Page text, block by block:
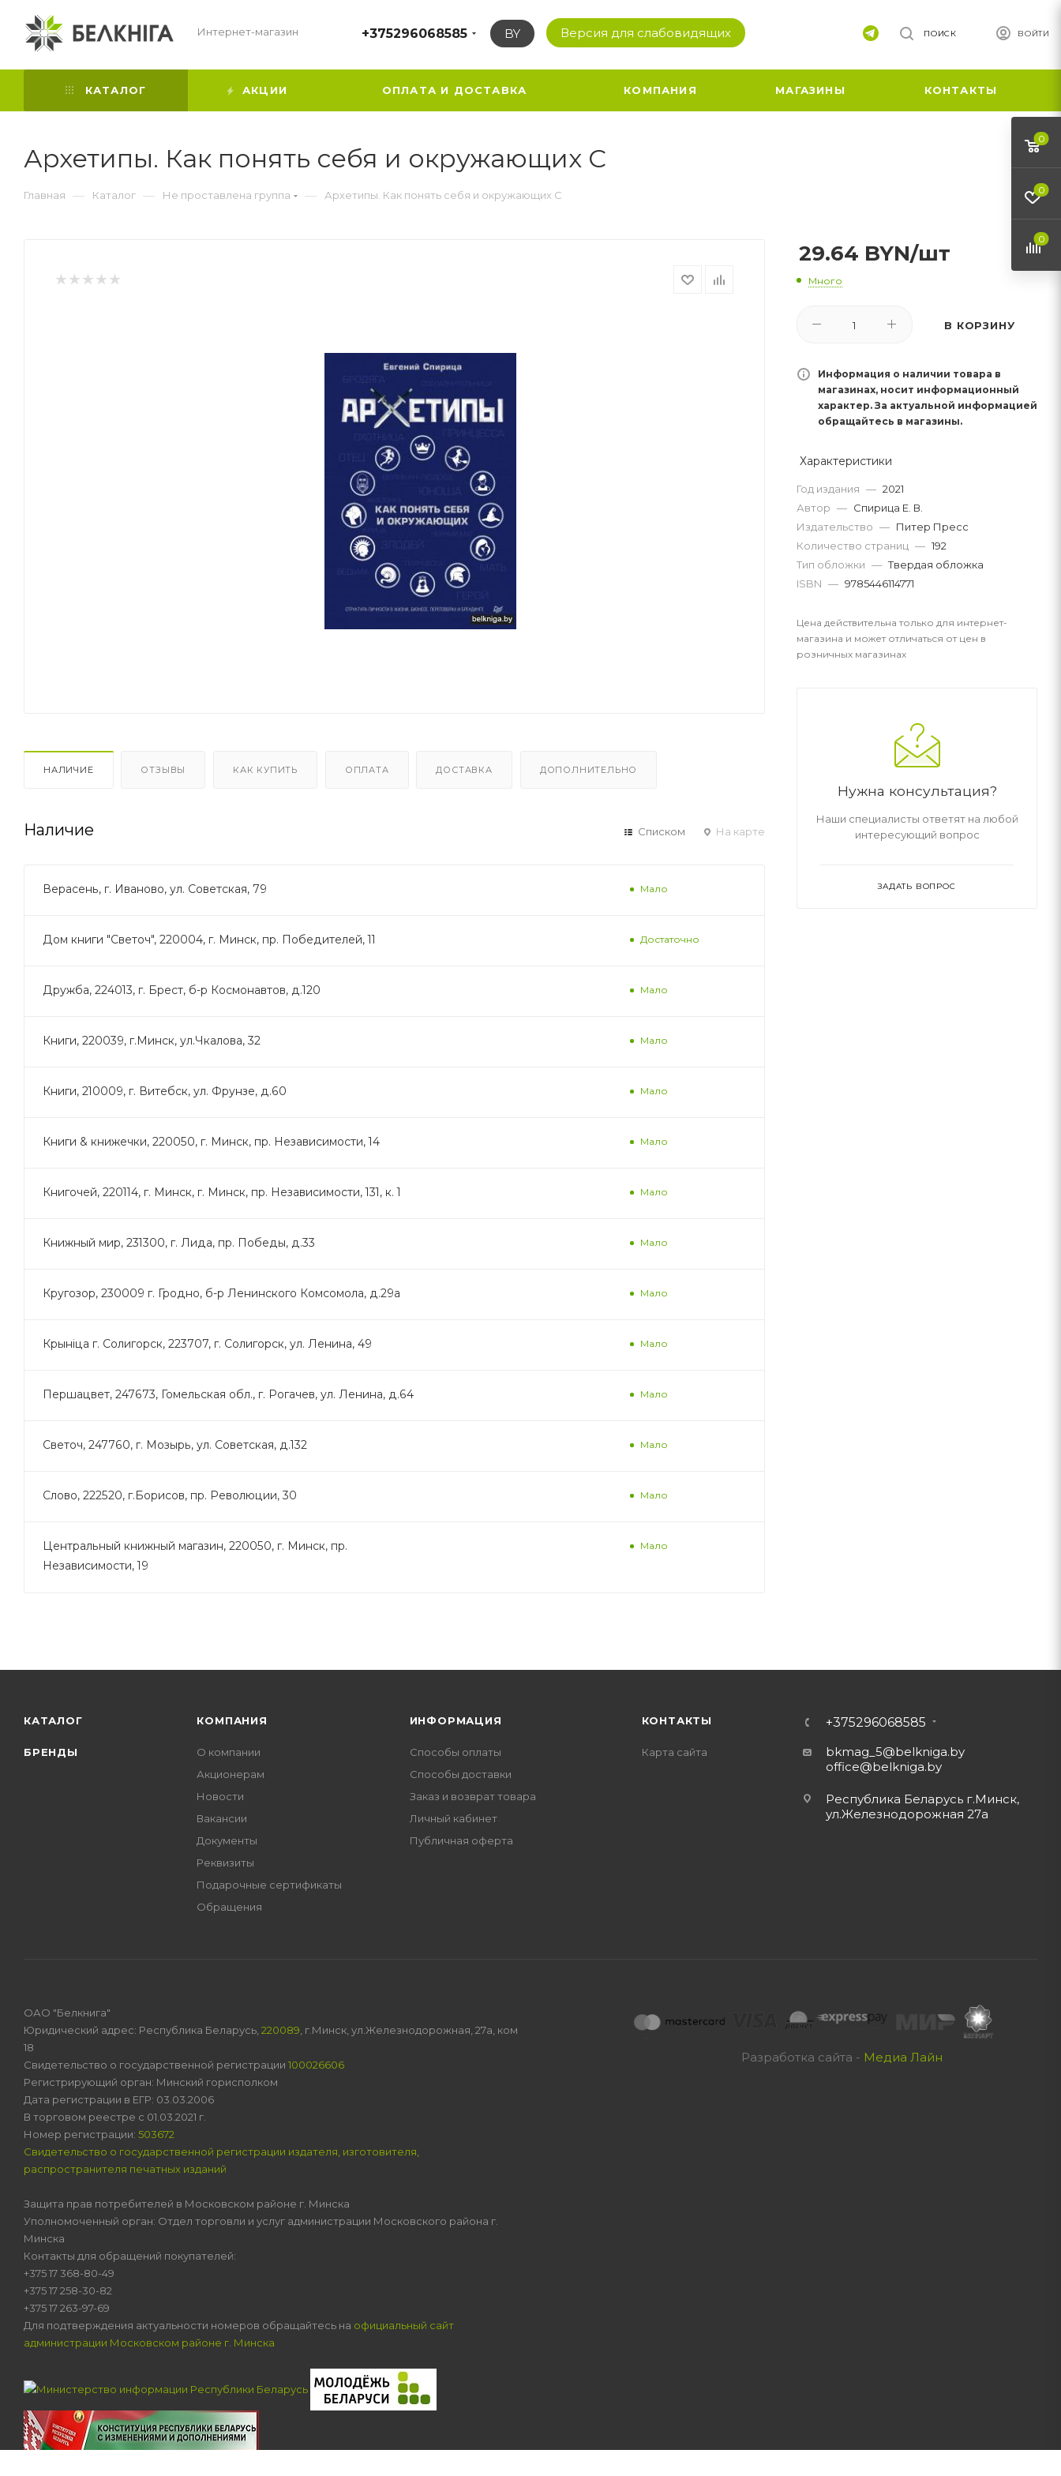
Интернет-магазин +375296068585 BY Версия для слабовидящих ВОЙТИ
ПОИСК
КАТАЛОГ АКЦИИ ОПЛАТА И ДОСТАВКА КОМПАНИЯ МАГАЗИНЫ КОНТАКТЫ
Архетипы. Как понять себя и окружающих С
Главная — Каталог — Не проставлена группа — Архетипы. Как понять себя и окружающих С
НАЛИЧИЕ ОТЗЫВЫ КАК КУПИТЬ ОПЛАТА ДОСТАВКА ДОПОЛНИТЕЛЬНО
Наличие Списком На карте
Верасень, г. Иваново, ул. Советская, 79 Мало
Дом книги "Светоч", 220004, г. Минск, пр. Победителей, 11 Достаточно
Дружба, 224013, г. Брест, б-р Космонавтов, д.120 Мало
Книги, 220039, г.Минск, ул.Чкалова, 32 Мало
Книги, 210009, г. Витебск, ул. Фрунзе, д.60 Мало
Книги & книжечки, 220050, г. Минск, пр. Независимости, 14 Мало
Книгочей, 220114, г. Минск, г. Минск, пр. Независимости, 131, к. 1 Мало
Книжный мир, 231300, г. Лида, пр. Победы, д.33 Мало
Кругозор, 230009 г. Гродно, б-р Ленинского Комсомола, д.29а Мало
Крынiца г. Солигорск, 223707, г. Солигорск, ул. Ленина, 49 Мало
Першацвет, 247673, Гомельская обл., г. Рогачев, ул. Ленина, д.64 Мало
Светоч, 247760, г. Мозырь, ул. Советская, д.132 Мало
Слово, 222520, г.Борисов, пр. Революции, 30 Мало
Центральный книжный магазин, 220050, г. Минск, пр.
Независимости, 19
Мало
29.64 BYN/шт
Много
В КОРЗИНУ
Информация о наличии товара в
магазинах, носит информационный
характер. За актуальной информацией
обращайтесь в магазины.
Характеристики
Год издания — 2021
Автор — Спирица Е. В.
Издательство — Питер Пресс
Количество страниц — 192
Тип обложки — Твердая обложка
ISBN — 9785446114771
Цена действительна только для интернет-
магазина и может отличаться от цен в
розничных магазинах
Нужна консультация?
Наши специалисты ответят на любой
интересующий вопрос
ЗАДАТЬ ВОПРОС
КАТАЛОГ
БРЕНДЫ
КОМПАНИЯ
О компании
Акционерам
Новости
Вакансии
Документы
Реквизиты
Подарочные сертификаты
Обращения
ИНФОРМАЦИЯ
Способы оплаты
Способы доставки
Заказ и возврат товара
Личный кабинет
Публичная оферта
КОНТАКТЫ
Карта сайта
+375296068585
bkmag_5@belkniga.by
office@belkniga.by
Республика Беларусь г.Минск,
ул.Железнодорожная 27а
Разработка сайта - Медиа Лайн
ОАО "Белкнига"
Юридический адрес: Республика Беларусь, 220089 , г.Минск, ул.Железнодорожная, 27а, ком
18
Свидетельство о государственной регистрации 100026606
Регистрирующий орган: Минский горисполком
Дата регистрации в ЕГР: 03.03.2006
В торговом реестре с 01.03.2021 г.
Номер регистрации: 503672
Свидетельство о государственной регистрации издателя, изготовителя,
распространителя печатных изданий
Защита прав потребителей в Московском районе г. Минска
Уполномоченный орган: Отдел торговли и услуг администрации Московского района г.
Минска
Контакты для обращений покупателей:
+375 17 368-80-49
+375 17 258-30-82
+375 17 263-97-69
Для подтверждения актуальности номеров обращайтесь на официальный сайт
администрации Московском районе г. Минска
0
0
0